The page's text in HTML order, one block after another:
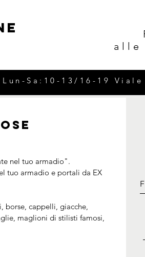
alle
Lun-Sa:10-13/16-19 V iale
nel tuo armadio".
tuo armadio e portali da EX
borse, cappelli, giacche,
maglioni di stilisti famosi,